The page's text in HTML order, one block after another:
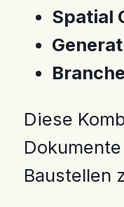
Spatial
Diese
Baustellen